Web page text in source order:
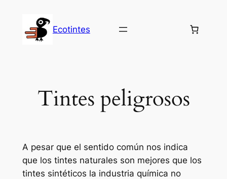
contenido
Ecotintes
Tintes peligrosos
A pesar que el sentido común nos indica
que los tintes naturales son mejores que los
tintes sintéticos la industria química no